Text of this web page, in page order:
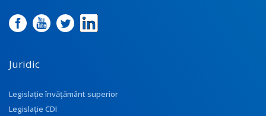
Juridic
Legislație învățământ superior
Legislație CDI